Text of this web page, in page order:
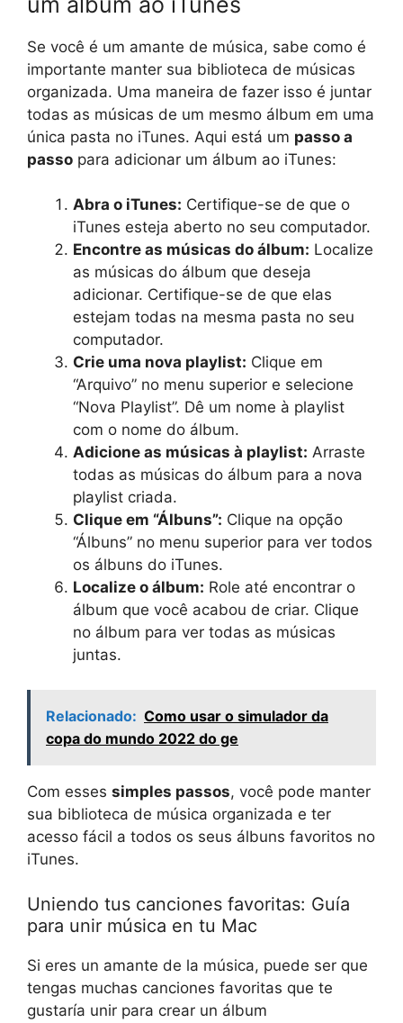
Se você é um amante de música, sabe como é
importante manter sua biblioteca de músicas
organizada. Uma maneira de fazer isso é juntar
todas as músicas de um mesmo álbum em uma
única pasta no iTunes. Aqui está um passo a
passo para adicionar um álbum ao iTunes:
Abra o iTunes: Certifique-se de que o
iTunes esteja aberto no seu computador.
Encontre as músicas do álbum: Localize
as músicas do álbum que deseja
adicionar. Certifique-se de que elas
estejam todas na mesma pasta no seu
computador.
Crie uma nova playlist: Clique em
“Arquivo” no menu superior e selecione
“Nova Playlist”. Dê um nome à playlist
com o nome do álbum.
Adicione as músicas à playlist: Arraste
todas as músicas do álbum para a nova
playlist criada.
Clique em “Álbuns”: Clique na opção
“Álbuns” no menu superior para ver todos
os álbuns do iTunes.
Localize o álbum: Role até encontrar o
álbum que você acabou de criar. Clique
no álbum para ver todas as músicas
juntas.
Relacionado: Como usar o simulador da
copa do mundo 2022 do ge
Com esses simples passos, você pode manter
sua biblioteca de música organizada e ter
acesso fácil a todos os seus álbuns favoritos no
iTunes.
Uniendo tus canciones favoritas: Guía
para unir música en tu Mac
Si eres un amante de la música, puede ser que
tengas muchas canciones favoritas que te
gustaría unir para crear un álbum